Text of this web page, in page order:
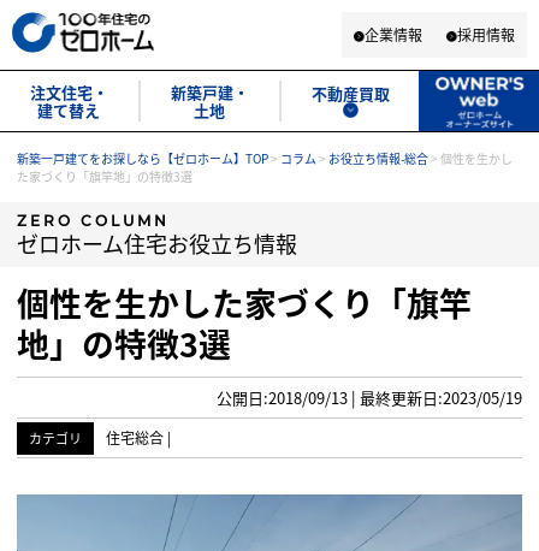
企業情報 採用情報
注文住宅・
建て替え
新築戸建・
土地
不動産買取
新築一戸建てをお探しなら【ゼロホーム】TOP> コラム > お役立ち情報-総合> 個性を生かし
た家づくり「旗竿地」の特徴3選
ZERO COLUMN
ゼロホーム住宅お役立ち情報
個性を生かした家づくり「旗竿
地」の特徴3選
カテゴリ 住宅総合 |
公開日:2018/09/13 | 最終更新日:2023/05/19